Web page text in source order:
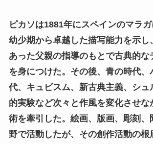
ピカソは1881年にスペインのマラガ
幼少期から卓越した描写能力を示し
あった父親の指導のもとで古典的な
を身につけた。その後、青の時代、
代、キュビスム、新古典主義、シュ
的実験など次々と作風を変化させな
術を牽引した。絵画、版画、彫刻、
野で活動したが、その創作活動の根